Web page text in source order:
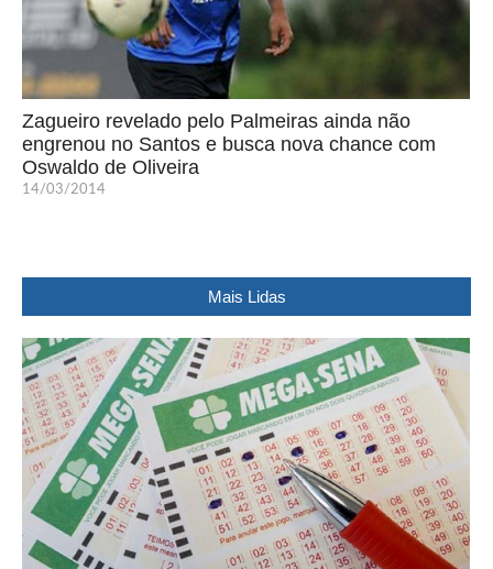
Zagueiro revelado pelo Palmeiras ainda não
engrenou no Santos e busca nova chance com
Oswaldo de Oliveira
14/03/2014
Mais Lidas